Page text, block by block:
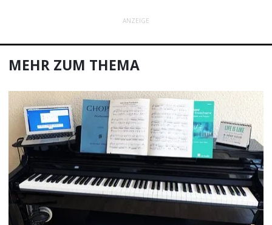
ANZEIGE
MEHR ZUM THEMA